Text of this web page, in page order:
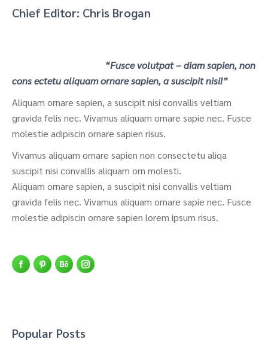
Chief Editor: Chris Brogan
“Fusce volutpat – diam sapien, non
cons ectetu aliquam ornare sapien, a suscipit nisi!”
Aliquam ornare sapien, a suscipit nisi convallis veltiam
gravida felis nec. Vivamus aliquam ornare sapie nec. Fusce
molestie adipiscin ornare sapien risus.
Vivamus aliquam ornare sapien non consectetu aliqa
suscipit nisi convallis aliquam orn molesti.
Aliquam ornare sapien, a suscipit nisi convallis veltiam
gravida felis nec. Vivamus aliquam ornare sapie nec. Fusce
molestie adipiscin ornare sapien lorem ipsum risus.
Popular Posts